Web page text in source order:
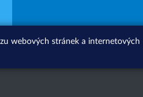
webových stránek a internetových